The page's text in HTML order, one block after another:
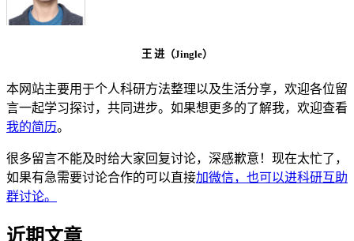
王 进（Jingle）
本网站主要用于个人科研方法整理以及生活分享，欢迎各位留
言一起学习探讨，共同进步。如果想更多的了解我，欢迎查看
我的简历。
很多留言不能及时给大家回复讨论，深感歉意！现在太忙了，
如果有急需要讨论合作的可以直接加微信，也可以进科研互助
群讨论。
近期文章